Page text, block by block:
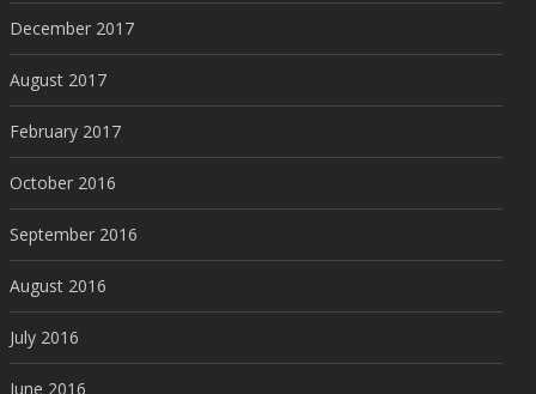
December 2017
August 2017
February 2017
October 2016
September 2016
August 2016
July 2016
June 2016